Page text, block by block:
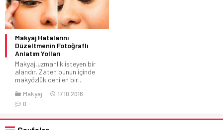
Makyaj Hatalarını
Düzeltmenin Fotoğraflı
Anlatım Yolları
Makyaj,uzmanlık isteyen bir
alandır. Zaten bunun içinde
makyözlük denilen bir...
Makyaj
17.10.2016
0